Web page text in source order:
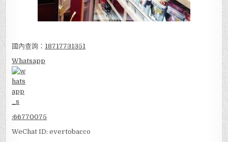
國內查詢： 18717731351
Whatsapp
:66770075
WeChat ID: evertobacco